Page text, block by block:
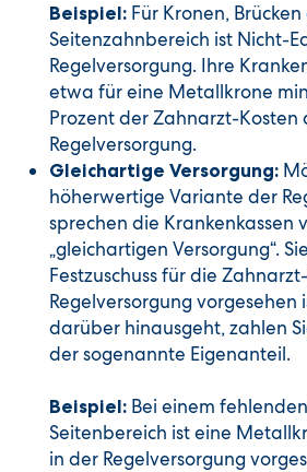
Beispiel: Für Kronen,
Seitenzahnbereich ist Nicht-
Regelversorgung. Ihre
etwa für eine Metallkrone
Prozent der Zahnarzt-Kosten
Regelversorgung.
Gleichartige Versorgung:
höherwertige Variante der
sprechen die Krankenkassen
„gleichartigen Versorgung“.
Festzuschuss für die
Regelversorgung vorgesehen
darüber hinausgeht, zahlen
der sogenannte Eigenanteil.
Beispiel: Bei einem
Seitenbereich ist eine
in der Regelversorgung